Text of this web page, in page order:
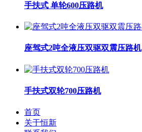
手扶式 单轮600压路机
座驾式2吨全液压双驱双震压路机
手扶式双轮700压路机
首页
关于恒新